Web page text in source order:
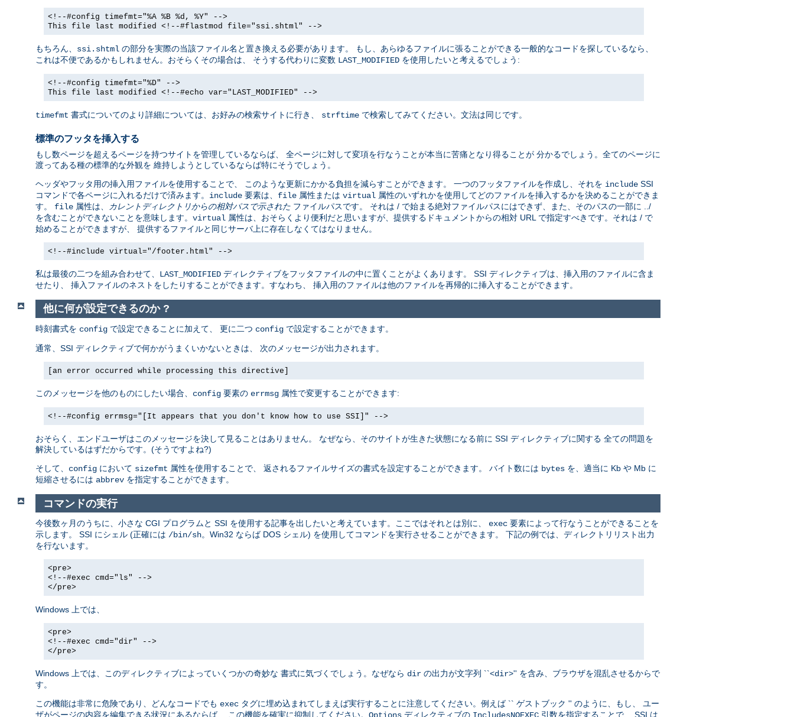
<!--#config timefmt="%A %B %d, %Y" -->
This file last modified <!--#flastmod file="ssi.shtml" -->
もちろん、 ssi.shtml の部分を実際の当該ファイル名と置き換える必要があります。 もし、あらゆるファイルに張ることができる一般的なコードを探しているなら、
これは不便であるかもしれません。おそらくその場合は、 そうする代わりに変数 LAST_MODIFIED を使用したいと考えるでしょう:
<!--#config timefmt="%D" -->
This file last modified <!--#echo var="LAST_MODIFIED" -->
timefmt 書式についてのより詳細については、お好みの検索サイトに行き、 strftime で検索してみてください。文法は同じです。
標準のフッタを挿入する
もし数ページを超えるページを持つサイトを管理しているならば、 全ページに対して変項を行なうことが本当に苦痛となり得ることが 分かるでしょう。全てのページに
渡ってある種の標準的な外観を 維持しようとしているならば特にそうでしょう。
ヘッダやフッタ用の挿入用ファイルを使用することで、 このような更新にかかる負担を減らすことができます。 一つのフッタファイルを作成し、それを include SSI
コマンドで各ページに入れるだけで済みます。 include 要素は、 file 属性または virtual 属性のいずれかを使用してどのファイルを挿入するかを決めることができま
す。 file 属性は、 カレントディレクトリからの相対パスで示された ファイルパスです。 それは / で始まる絶対ファイルパスにはできず、また、そのパスの一部に ../
を含むことができないことを意味します。 virtual 属性は、おそらくより便利だと思いますが、提供するドキュメントからの相対 URL で指定すべきです。それは / で
始めることができますが、 提供するファイルと同じサーバ上に存在しなくてはなりません。
<!--#include virtual="/footer.html" -->
私は最後の二つを組み合わせて、 LAST_MODIFIED ディレクティブをフッタファイルの中に置くことがよくあります。 SSI ディレクティブは、挿入用のファイルに含ま
せたり、 挿入ファイルのネストをしたりすることができます。すなわち、 挿入用のファイルは他のファイルを再帰的に挿入することができます。
他に何が設定できるのか ?
時刻書式を config で設定できることに加えて、 更に二つ config で設定することができます。
通常、SSI ディレクティブで何かがうまくいかないときは、 次のメッセージが出力されます。
[an error occurred while processing this directive]
このメッセージを他のものにしたい場合、 config 要素の errmsg 属性で変更することができます:
<!--#config errmsg="[It appears that you don't know how to use SSI]" -->
おそらく、エンドユーザはこのメッセージを決して見ることはありません。 なぜなら、そのサイトが生きた状態になる前に SSI ディレクティブに関する 全ての問題を
解決しているはずだからです。(そうですよね?)
そして、 config において sizefmt 属性を使用することで、 返されるファイルサイズの書式を設定することができます。 バイト数には bytes を、適当に Kb や Mb に
短縮させるには abbrev を指定することができます。
コマンドの実行
今後数ヶ月のうちに、小さな CGI プログラムと SSI を使用する記事を出したいと考えています。ここではそれとは別に、 exec 要素によって行なうことができることを
示します。 SSI にシェル (正確には /bin/sh。Win32 ならば DOS シェル) を使用してコマンドを実行させることができます。 下記の例では、ディレクトリリスト出力
を行ないます。
<pre>
<!--#exec cmd="ls" -->
</pre>
Windows 上では、
<pre>
<!--#exec cmd="dir" -->
</pre>
Windows 上では、このディレクティブによっていくつかの奇妙な 書式に気づくでしょう。なぜなら dir の出力が文字列 ``<dir>'' を含み、ブラウザを混乱させるからで
す。
この機能は非常に危険であり、どんなコードでも exec タグに埋め込まれてしまえば実行することに注意してください。例えば `` ゲストブック '' のように、もし、 ユー
ザがページの内容を編集できる状況にあるならば、 この機能を確実に抑制してください。
ディレクティブの 引数を指定することで、 SSI は